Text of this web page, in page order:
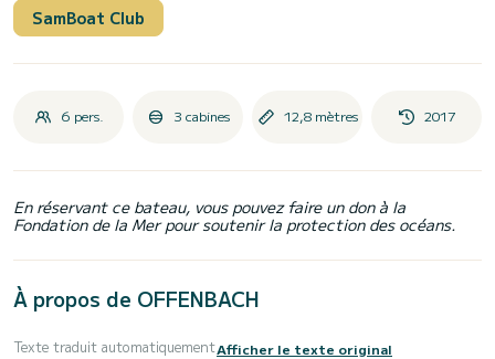
SamBoat Club
6 pers. 3 cabines 12,8 mètres 2017
En réservant ce bateau, vous pouvez faire un don à la
Fondation de la Mer pour soutenir la protection des océans.
À propos de OFFENBACH
Texte traduit automatiquementAfficher le texte original